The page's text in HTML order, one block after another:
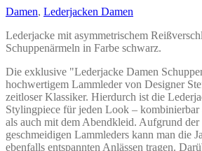
Optionen
können
auf
der
gewählt
werden
Damen, Lederjacken Damen
Lederjacke mit asymmetrischem
Schuppenärmeln in Farbe schwarz.
Die exklusive "Lederjacke Damen
hochwertigem Lammleder von Designer
zeitloser Klassiker. Hierdurch ist die
Stylingpiece für jeden Look – kombinierbar
als auch mit dem Abendkleid. Aufgrund
geschmeidigen Lammleders kann man die
ebenfalls entspannten Anlässen tragen.